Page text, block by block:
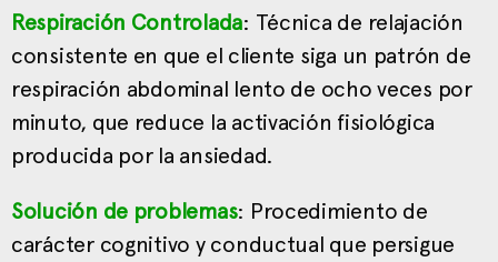
Respiración Controlada: Técnica de relajación
consistente en que el cliente siga un patrón de
respiración abdominal lento de ocho veces por
minuto, que reduce la activación fisiológica
producida por la ansiedad.
Solución de problemas: Procedimiento de
carácter cognitivo y conductual que persigue